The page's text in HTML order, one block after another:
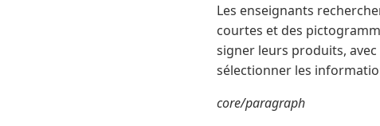
Les enseignants
courtes et des
signer leurs produits,
sélectionner les
core/paragraph